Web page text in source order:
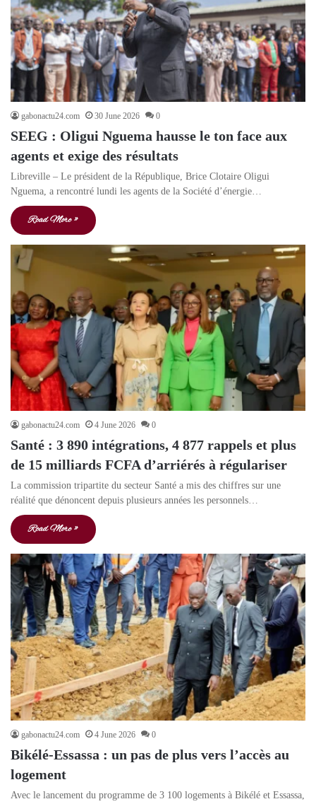
gabonactu24.com 30 June 2026 0
SEEG : Oligui Nguema hausse le ton face aux
agents et exige des résultats
Libreville – Le président de la République, Brice Clotaire Oligui
Nguema, a rencontré lundi les agents de la Société d’énergie…
Read More »
gabonactu24.com 4 June 2026 0
Santé : 3 890 intégrations, 4 877 rappels et plus
de 15 milliards FCFA d’arriérés à régulariser
La commission tripartite du secteur Santé a mis des chiffres sur une
réalité que dénoncent depuis plusieurs années les personnels…
Read More »
gabonactu24.com 4 June 2026 0
Bikélé-Essassa : un pas de plus vers l’accès au
logement
Avec le lancement du programme de 3 100 logements à Bikélé et Essassa,